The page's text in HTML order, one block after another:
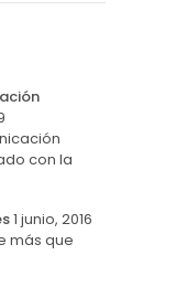
con la
1 junio, 2016
más que